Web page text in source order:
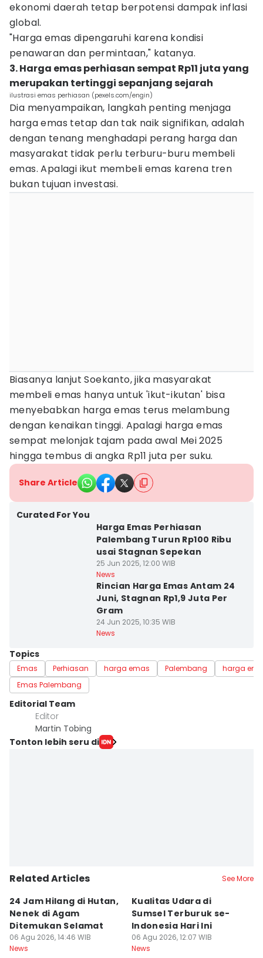
ekonomi daerah tetap berpotensi dampak inflasi
global.
"Harga emas dipengaruhi karena kondisi
penawaran dan permintaan," katanya.
3. Harga emas perhiasan sempat Rp11 juta yang
merupakan tertinggi sepanjang sejarah
ilustrasi emas perhiasan (pexels.com/engin)
Dia menyampaikan, langkah penting menjaga
harga emas tetap dan tak naik signifikan, adalah
dengan tenang menghadapi perang harga dan
masyarakat tidak perlu terburu-buru membeli
emas. Apalagi ikut membeli emas karena tren
bukan tujuan investasi.
Biasanya lanjut Soekanto, jika masyarakat
membeli emas hanya untuk 'ikut-ikutan' bisa
menyebabkan harga emas terus melambung
dengan kenaikan tinggi. Apalagi harga emas
sempat melonjak tajam pada awal Mei 2025
hingga tembus di angka Rp11 juta per suku.
Share Article
Curated For You
Harga Emas Perhiasan
Palembang Turun Rp100 Ribu
usai Stagnan Sepekan
25 Jun 2025, 12:00 WIB
News
Rincian Harga Emas Antam 24
Juni, Stagnan Rp1,9 Juta Per
Gram
24 Jun 2025, 10:35 WIB
News
Topics
Emas Perhiasan harga emas Palembang
harga
Emas Palembang
Editorial Team
Editor
Martin Tobing
Tonton lebih seru di
Related Articles See More
24 Jam Hilang di Hutan,
Nenek di Agam
Ditemukan Selamat
06 Agu 2026, 14:46 WIB
News
Kualitas Udara di
Sumsel Terburuk se-
Indonesia Hari Ini
06 Agu 2026, 12:07 WIB
News